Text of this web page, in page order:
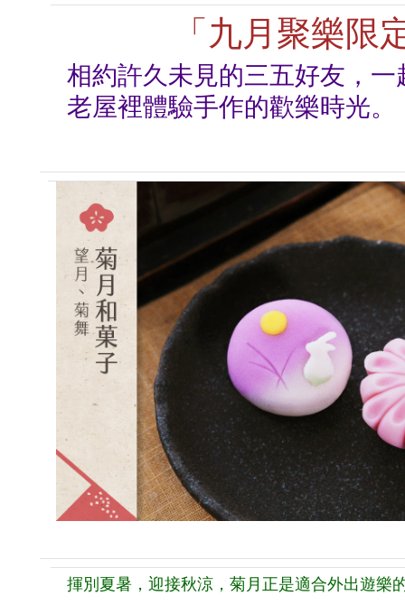
「九月聚樂限
相約許久未見的三五好友，一
老屋裡體驗手作的歡樂時光。
揮別夏暑，迎接秋涼，菊月正是適合外出遊樂